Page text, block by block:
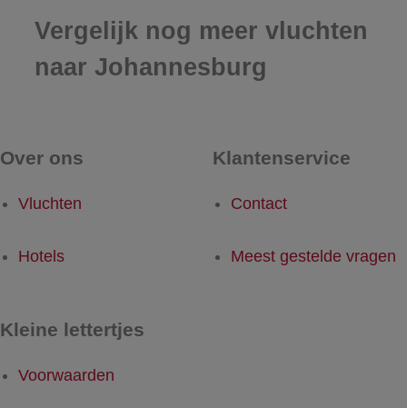
Vergelijk nog meer vluchten
naar Johannesburg
Over ons
Vluchten
Hotels
Klantenservice
Contact
Meest gestelde vragen
Kleine lettertjes
Voorwaarden